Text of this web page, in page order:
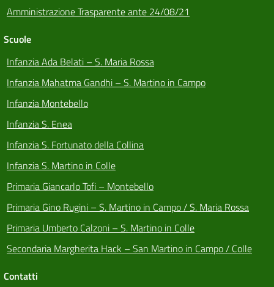
Amministrazione Trasparente ante 24/08/21
Scuole
Infanzia Ada Belati – S. Maria Rossa
Infanzia Mahatma Gandhi – S. Martino in Campo
Infanzia Montebello
Infanzia S. Enea
Infanzia S. Fortunato della Collina
Infanzia S. Martino in Colle
Primaria Giancarlo Tofi – Montebello
Primaria Gino Rugini – S. Martino in Campo / S. Maria Rossa
Primaria Umberto Calzoni – S. Martino in Colle
Secondaria Margherita Hack – San Martino in Campo / Colle
Contatti